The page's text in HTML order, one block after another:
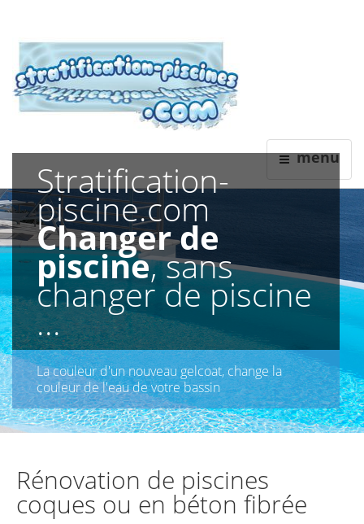
Stratification
Revêtements Polyester Piscine
Neuf ou rénovation
menu
Stratification-
piscine.com
Changer de
piscine, sans
changer de piscine
...
La couleur d'un nouveau gelcoat, change la
couleur de l'eau de votre bassin
Rénovation de piscines
coques ou en béton fibrée